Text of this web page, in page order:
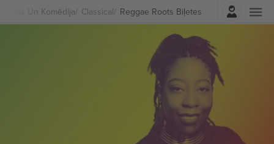
Teātris Un Komēdija Classical Reggae Roots Biļetes
Pierakstīties